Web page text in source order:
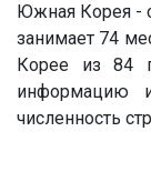
Южная Корея -
занимает 74
Корее из 84
информацию
численность